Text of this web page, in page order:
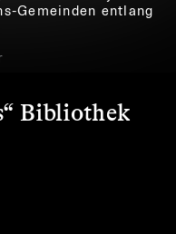
Gemeinden entlang
Bibliothek